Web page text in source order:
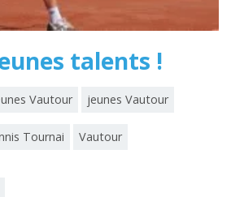
talents !
Vautour jeunes Vautour
Tournai Vautour